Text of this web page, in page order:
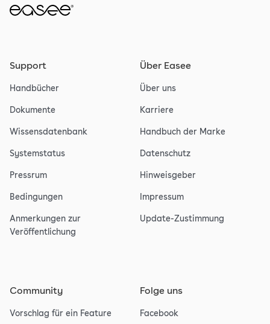
Support
Handbücher
Dokumente
Wissensdatenbank
Systemstatus
Pressrum
Bedingungen
Anmerkungen zur
Veröffentlichung
Über Easee
Über uns
Karriere
Handbuch der Marke
Datenschutz
Hinweisgeber
Impressum
Update-Zustimmung
Community
Vorschlag für ein Feature
Folge uns
Facebook